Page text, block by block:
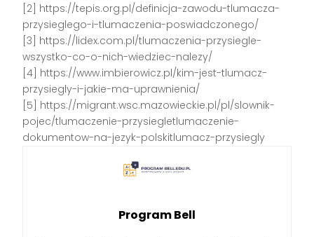
[2] https://tepis.org.pl/definicja-zawodu-tlumacza-
przysieglego-i-tlumaczenia-poswiadczonego/
[3] https://lidex.com.pl/tlumaczenia-przysiegle-
wszystko-co-o-nich-wiedziec-nalezy/
[4] https://www.imbierowicz.pl/kim-jest-tlumacz-
przysiegly-i-jakie-ma-uprawnienia/
[5] https://migrant.wsc.mazowieckie.pl/pl/slownik-
pojec/tlumaczenie-przysiegletlumaczenie-
dokumentow-na-jezyk-polskitlumacz-przysiegly
Program Bell